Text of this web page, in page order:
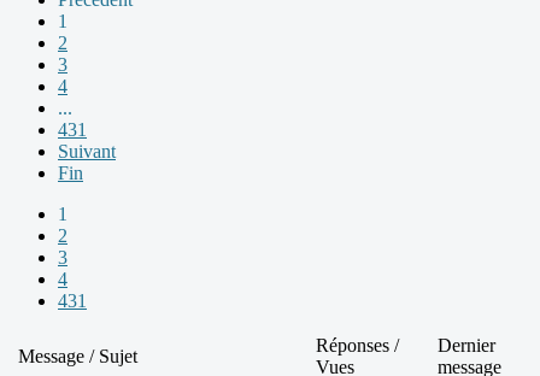
1
2
3
4
...
431
Suivant
Fin
1
2
3
4
431
Message / Sujet
Réponses /
Vues
Dernier
message